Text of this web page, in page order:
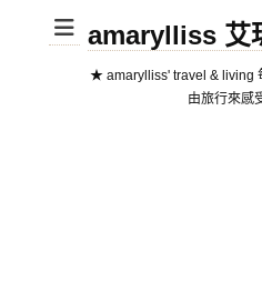
amarylliss 艾
★ amarylliss' travel & living
由旅行來感